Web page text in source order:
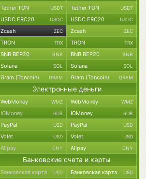
Tether TON USDT Tether TON USDT
USDC ERC20 USDC USDC ERC20 USDC
Zcash ZEC Zcash ZEC
TRON TRX TRON TRX
BNB BEP20 BNB BNB BEP20 BNB
Solana SOL Solana SOL
Gram (Toncoin) GRAM Gram (Toncoin) GRAM
Электронные деньги
WebMoney WMZ WebMoney WMZ
ЮMoney RUB ЮMoney RUB
PayPal USD PayPal USD
Volet USD Volet USD
Alipay CNY Alipay CNY
Банковские счета и карты
Банковская карта USD Банковская карта USD